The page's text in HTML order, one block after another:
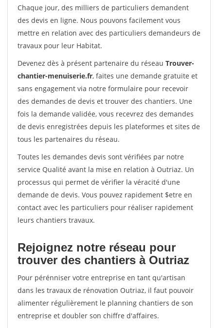
Chaque jour, des milliers de particuliers demandent
des devis en ligne. Nous pouvons facilement vous
mettre en relation avec des particuliers demandeurs de
travaux pour leur Habitat.
Devenez dès à présent partenaire du réseau Trouver-
chantier-menuiserie.fr, faites une demande gratuite et
sans engagement via notre formulaire pour recevoir
des demandes de devis et trouver des chantiers. Une
fois la demande validée, vous recevrez des demandes
de devis enregistrées depuis les plateformes et sites de
tous les partenaires du réseau.
Toutes les demandes devis sont vérifiées par notre
service Qualité avant la mise en relation à Outriaz. Un
processus qui permet de vérifier la véracité d'une
demande de devis. Vous pouvez rapidement $etre en
contact avec les particuliers pour réaliser rapidement
leurs chantiers travaux.
Rejoignez notre réseau pour
trouver des chantiers à Outriaz
Pour pérénniser votre entreprise en tant qu'artisan
dans les travaux de rénovation Outriaz, il faut pouvoir
alimenter régulièrement le planning chantiers de son
entreprise et doubler son chiffre d'affaires.